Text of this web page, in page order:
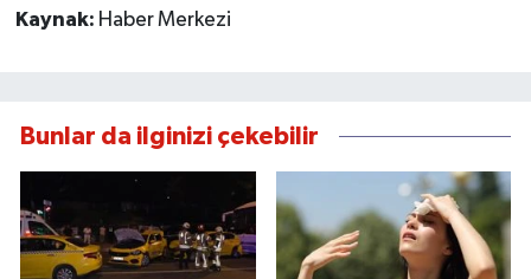
Kaynak: Haber Merkezi
Bunlar da ilginizi çekebilir